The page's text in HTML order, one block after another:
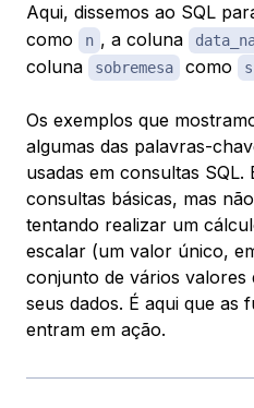
Aqui, dissemos ao SQL
como n , a coluna
coluna
sobremesa como s
Os exemplos que
algumas das palavras-
usadas em consultas SQL.
consultas básicas, mas
tentando realizar um
escalar (um valor único,
conjunto de vários valores
seus dados. É aqui que as
entram em ação.